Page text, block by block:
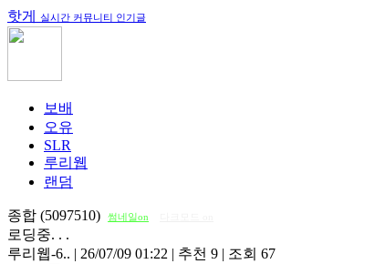
핫게 실시간 커뮤니티 인기글
보배
오유
SLR
루리웹
랜덤
종합 (5097510) 썸네일on
로딩중. . .
루리웹-6.. | 26/07/09 01:22 | 추천 9 | 조회 67